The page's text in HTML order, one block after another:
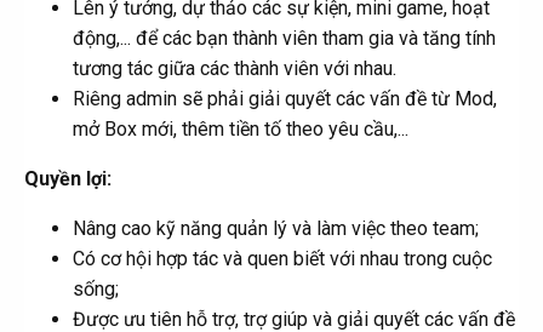
Lên ý tưởng, dự thảo các sự kiện, mini game, hoạt
động,... để các bạn thành viên tham gia và tăng tính
tương tác giữa các thành viên với nhau.
Riêng admin sẽ phải giải quyết các vấn đề từ Mod,
mở Box mới, thêm tiền tố theo yêu cầu,...
Quyền lợi:
Nâng cao kỹ năng quản lý và làm việc theo team;
Có cơ hội hợp tác và quen biết với nhau trong cuộc
sống;
Được ưu tiên hỗ trợ, trợ giúp và giải quyết các vấn đề